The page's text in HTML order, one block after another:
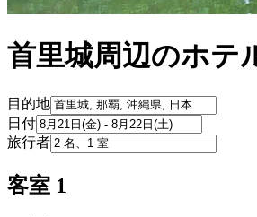
首里城周辺のホテ
目的地
日付
旅行者
客室 1